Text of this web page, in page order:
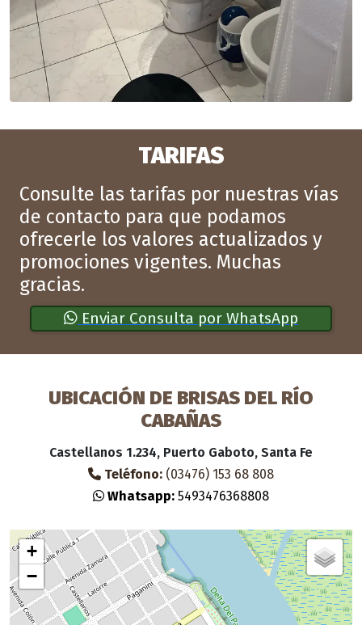
TARIFAS
Consulte las tarifas por nuestras vías
de contacto para que podamos
ofrecerle los valores actualizados y
promociones vigentes. Muchas
gracias.
Enviar Consulta por WhatsApp
UBICACIÓN DE BRISAS DEL RÍO
CABAÑAS
Castellanos 1.234, Puerto Gaboto, Santa Fe
Teléfono: (03476) 153 68 808
Whatsapp: 5493476368808